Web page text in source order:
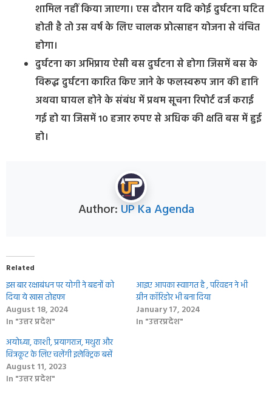
शामिल नहीं किया जाएगा। एस दौरान यदि कोई दुर्घटना घटित
होती है तो उस वर्ष के लिए चालक प्रोत्साहन योजना से वंचित
होगा।
दुर्घटना का अभिप्राय ऐसी बस दुर्घटना से होगा जिसमें बस के
विरूद्ध दुर्घटना कारित किए जाने के फलस्वरूप जान की हानि
अथवा घायल होने के संबंध में प्रथम सूचना रिपोर्ट दर्ज कराई
गई हो या जिसमें 10 हजार रुपए से अधिक की क्षति बस में हुई
हो।
Author: UP Ka Agenda
Related
इस बार रक्षाबंधन पर योगी ने बहनों को
दिया ये खास तोहफा
August 18, 2024
In "उत्तर प्रदेश"
आइए आपका स्‍वाागत है , परिवहन ने भी
ग्रीन कॉरिडोर भी बना दिया
January 17, 2024
In "उत्तरप्रदेश"
अयोध्या, काशी, प्रयागराज, मथुरा और
चित्रकूट के लिए चलेंगी इलेक्ट्रिक बसें
August 11, 2023
In "उत्तर प्रदेश"